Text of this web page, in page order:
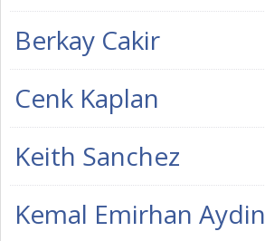
Berkay Cakir
Cenk Kaplan
Keith Sanchez
Kemal Emirhan Aydin